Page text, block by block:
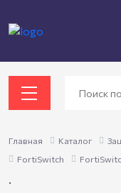
Главная Каталог
FortiSwitch
.